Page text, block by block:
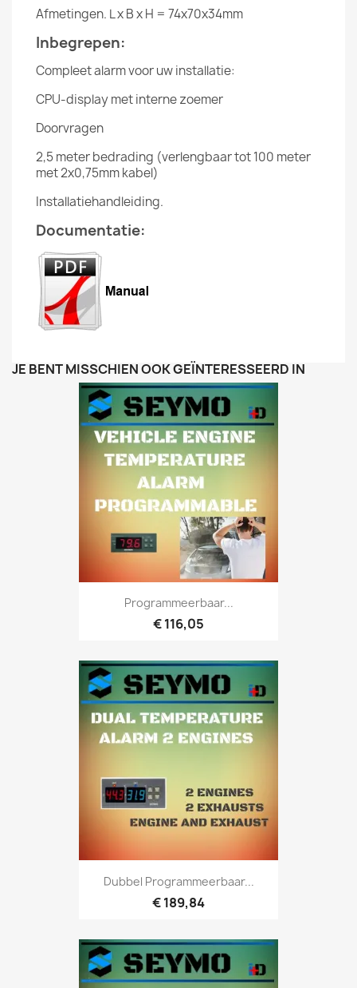
Afmetingen. L x B x H = 74x70x34mm
Inbegrepen:
Compleet alarm voor uw installatie:
CPU-display met interne zoemer
Doorvragen
2,5 meter bedrading (verlengbaar tot 100 meter
met 2x0,75mm kabel)
Installatiehandleiding.
Documentatie:
JE BENT MISSCHIEN OOK GEÏNTERESSEERD IN
Programmeerbaar...
€ 116,05
Dubbel Programmeerbaar...
€ 189,84